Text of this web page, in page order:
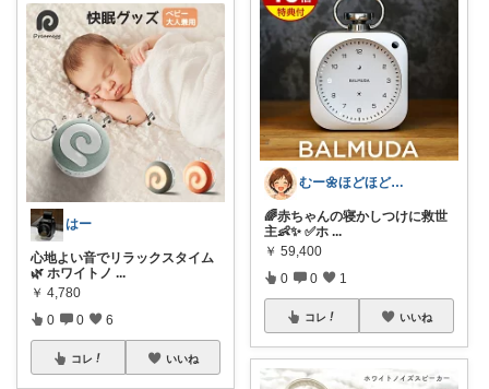
はー
心地よい音でリラックスタイム
🌿 ホワイトノ ...
￥ 4,780
0 0 6
コレ いいね
むー🌼ほどほど生活🌼
🌈赤ちゃんの寝かしつけに救世
主👶✨ ✅ホ ...
￥ 59,400
0 0 1
コレ いいね